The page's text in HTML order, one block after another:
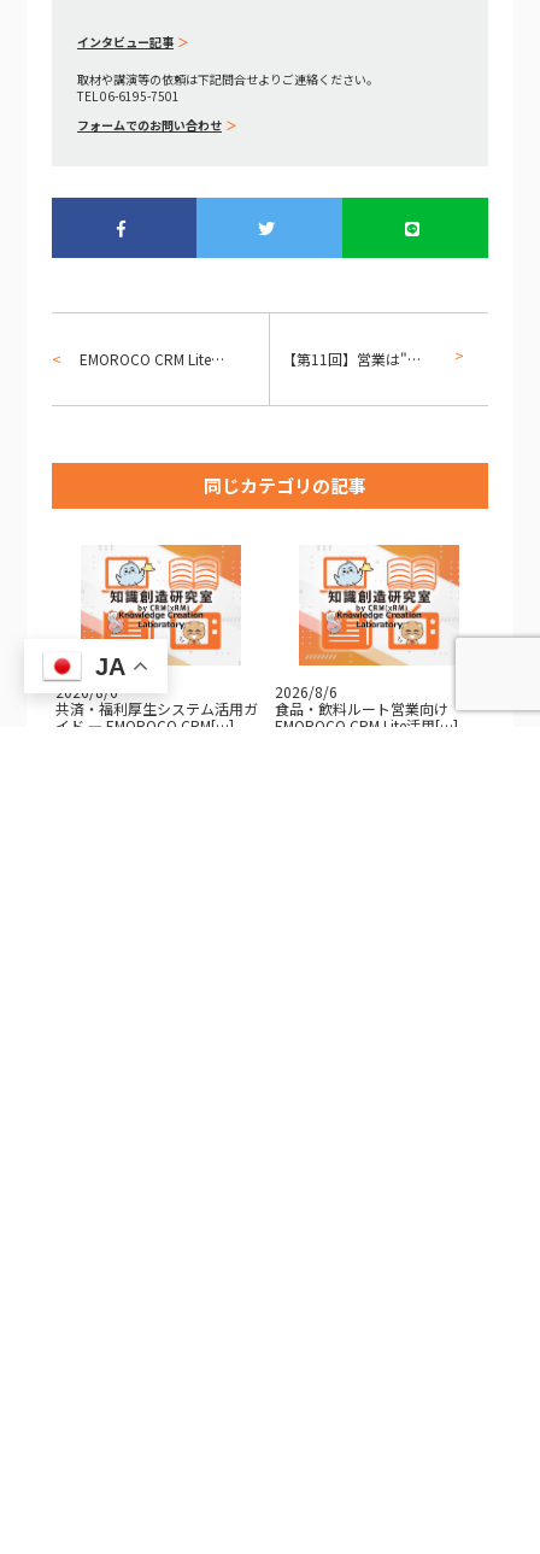
インタビュー記事
取材や講演等の依頼は下記問合せよりご連絡ください。
TEL 06-6195-7501
フォームでのお問い合わせ
EMOROCO CRM Lite 完全ガイド — 全機能とノーコード設計思想、関係性を測る3つの軸、そして特許出願技術 【第11回】営業は"勘"ではなく"データ"で動く時代へ ～感情温度管理・スコアリング機能でホット顧客を見逃さない～
同じカテゴリの記事
2026/8/6
共済・福利厚生システム活用ガ
イド — EMOROCO CRM[…]
2026/8/6
食品・飲料ルート営業向け
EMOROCO CRM Lite活用[…]
JA